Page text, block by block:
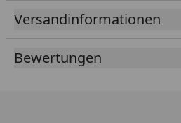
Versandinformationen
Bewertungen